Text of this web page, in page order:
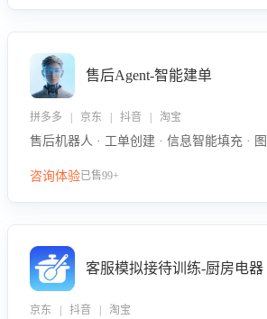
售后Agent-智能建单
拼多多 | 京东 | 抖音 | 淘宝
售后机器人 · 工单创建 · 信息智能填充 ·
咨询体验已售99+
客服模拟接待训练-厨房电器
京东 | 抖音 | 淘宝